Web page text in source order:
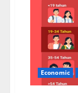
Economic